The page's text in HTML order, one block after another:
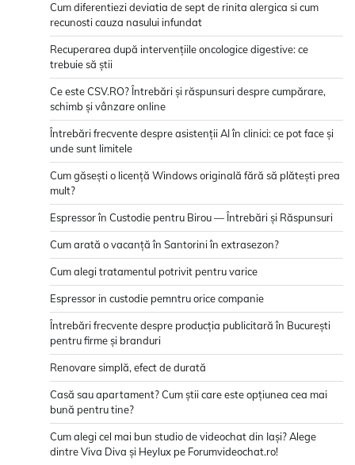
Cum diferentiezi deviatia de sept de rinita alergica si cum
recunosti cauza nasului infundat
Recuperarea după intervențiile oncologice digestive: ce
trebuie să știi
Ce este CSV.RO? Întrebări și răspunsuri despre cumpărare,
schimb și vânzare online
Întrebări frecvente despre asistenții AI în clinici: ce pot face și
unde sunt limitele
Cum găsești o licență Windows originală fără să plătești prea
mult?
Espressor în Custodie pentru Birou — Întrebări și Răspunsuri
Cum arată o vacanță în Santorini în extrasezon?
Cum alegi tratamentul potrivit pentru varice
Espressor in custodie pemntru orice companie
Întrebări frecvente despre producția publicitară în București
pentru firme și branduri
Renovare simplă, efect de durată
Casă sau apartament? Cum știi care este opțiunea cea mai
bună pentru tine?
Cum alegi cel mai bun studio de videochat din Iași? Alege
dintre Viva Diva și Heylux pe Forumvideochat.ro!